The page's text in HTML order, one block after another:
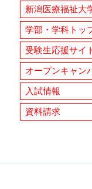
新潟医療福祉大
学部・学科トッ
受験生応援サイ
オープンキャン
入試情報
資料請求